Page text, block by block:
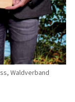
Waldverband